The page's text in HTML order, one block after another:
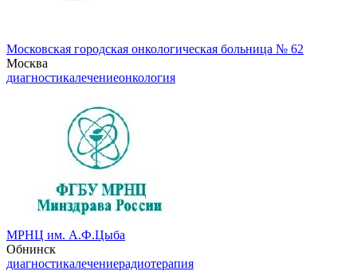
Московская городская онкологическая больница № 62
Москва
диагностикалечениеонкология
МРНЦ им. А.Ф.Цыба
Обнинск
диагностикалечениерадиотерапия